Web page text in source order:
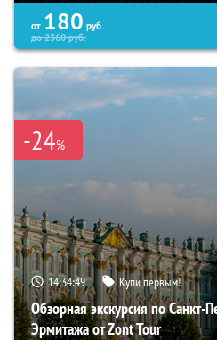
от 180 руб.
до2360руб.
-24%
14:34:48 Купи первым!
Обзорная экскурсия по Санкт-
Эрмитажа от Zont Tour